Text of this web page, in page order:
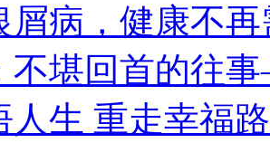
屑病，健康不
不堪回首的往
人生 重走幸福路